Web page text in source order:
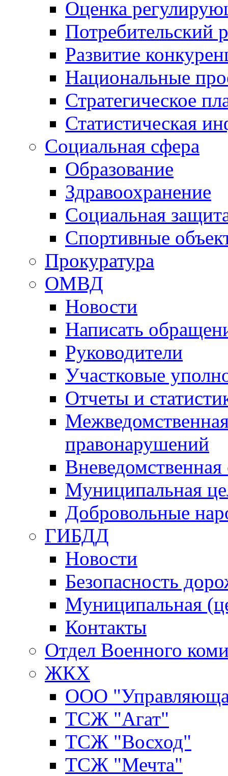
Оценка
Потребительский
Развитие
Национальные
Стратегическое
Статистическая
Социальная сфера
Образование
Здравоохранение
Социальная
Спортивные
Прокуратура
ОМВД
Новости
Написать
Руководители
Участковые
Отчеты и
правонарушений
Вневедомственная
Муниципальная
Добровольные
ГИБДД
Новости
Безопасность
Муниципальная
Контакты
Отдел Военного
ЖКХ
ООО
ТСЖ "Агат"
ТСЖ "Восход"
ТСЖ "Мечта"